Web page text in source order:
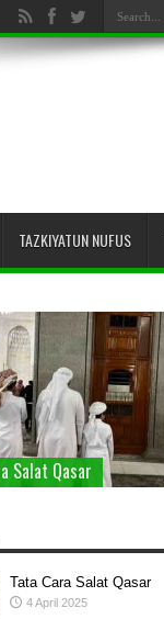
TAZKIYATUN NUFUS
Salat Qasar
Tata Cara Salat Qasar
4 April 2025